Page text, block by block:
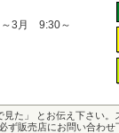
3月 9:30～
た」 とお伝え下さい
ず販売店にお問い合わせ